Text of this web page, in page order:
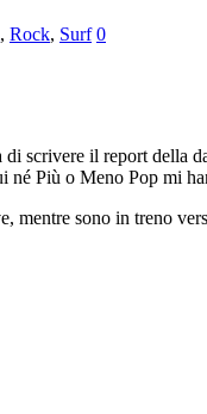
, Rock, Surf 0
scrivere il report della
né Più o Meno Pop mi
mentre sono in treno